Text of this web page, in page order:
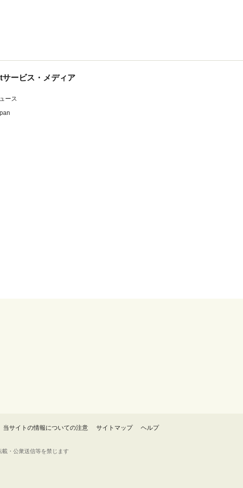
ービス・メディア
ース
当サイトの情報についての注意 サイトマップ ヘルプ
・公衆送信等を禁じます